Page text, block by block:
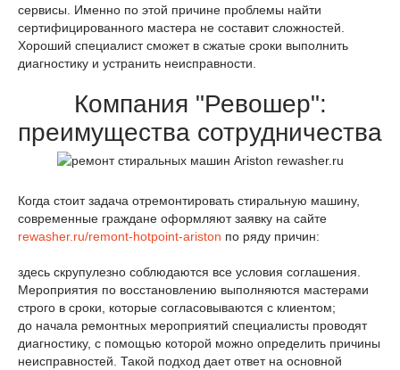
сервисы. Именно по этой причине проблемы найти
сертифицированного мастера не составит сложностей.
Хороший специалист сможет в сжатые сроки выполнить
диагностику и устранить неисправности.
Компания "Ревошер":
преимущества сотрудничества
Когда стоит задача отремонтировать стиральную машину,
современные граждане оформляют заявку на сайте
rewasher.ru/remont-hotpoint-ariston по ряду причин:
здесь скрупулезно соблюдаются все условия соглашения.
Мероприятия по восстановлению выполняются мастерами
строго в сроки, которые согласовываются с клиентом;
до начала ремонтных мероприятий специалисты проводят
диагностику, с помощью которой можно определить причины
неисправностей. Такой подход дает ответ на основной